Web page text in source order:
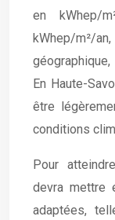
en
kWhep/m²/
En Haute-
être
conditions
Pour
devra mettre
adaptées,